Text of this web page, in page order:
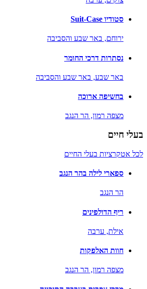
סטודיו Suit-Case
ירוחם, באר שבע והסביבה
נסתרות דרכי החומר
באר שבע, באר שבע והסביבה
בחשיפה ארוכה
מצפה רמון, הר הנגב
בעלי חיים
לכל אטקרציות בעלי החיים
ספארי לילה בהר הנגב
הר הנגב
ריף הדולפינים
אילת, ערבה
חוות האלפקות
מצפה רמון, הר הנגב